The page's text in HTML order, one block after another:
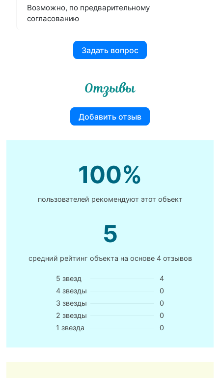
Возможно, по предварительному
согласованию
Задать вопрос
Отзывы
Добавить отзыв
100%
пользователей рекомендуют этот объект
5
средний рейтинг объекта на основе 4 отзывов
5 звезд
4
4 звезды
0
3 звезды
0
2 звезды
0
1 звезда
0